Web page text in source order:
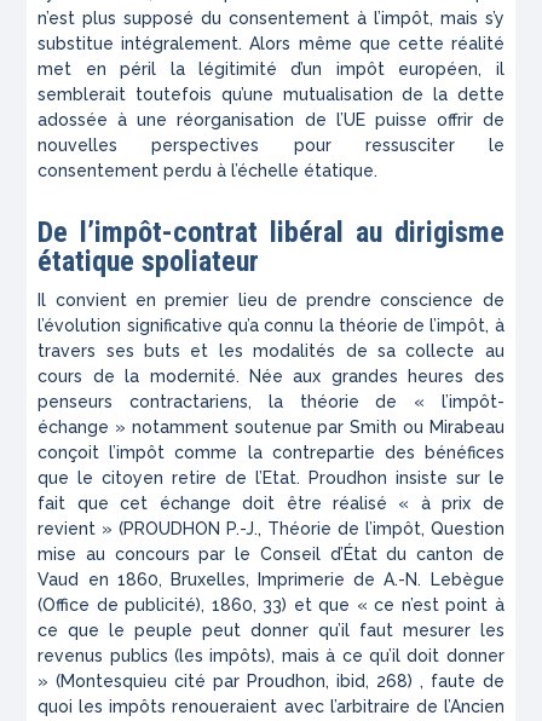
n’est plus supposé du consentement àl’impôt, mais s’y
substitue intégralement. Alors même que cette réalité
met en péril la légitimité d’un impôt européen, il
semblerait toutefois qu’une mutualisation de la dette
adossée à une réorganisation de l’UE puisse offrir de
nouvelles perspectives pour ressusciter le
consentement perdu à l’échelle étatique.
De l’impôt-contrat libéral au dirigisme
étatique spoliateur
Il convient en premier lieu de prendre conscience de
l’évolution significative qu’a connu la théorie de l’impôt, à
travers ses buts et les modalités de sa collecte au
cours de la modernité. Née aux grandes heures des
penseurs contractariens, la théorie de « l’impôt-
échange » notamment soutenue par Smith ou Mirabeau
conçoit l’impôt comme la contrepartie des bénéfices
que le citoyen retire de l’Etat. Proudhon insiste sur le
fait que cet échange doit être réalisé « à prix de
revient » (PROUDHON P.-J., Théorie de l’impôt, Question
mise au concours par le Conseil d’État du canton de
Vaud en 1860, Bruxelles, Imprimerie de A.-N. Lebègue
(Office de publicité), 1860, 33) et que « ce n’est point à
ce que le peuplepeut donner qu’il faut mesurer les
revenus publics (les impôts), mais à ce qu’ildoit donner
» (Montesquieu cité par Proudhon, ibid, 268) , faute de
quoi les impôts renoueraient avec l’arbitraire de l’Ancien